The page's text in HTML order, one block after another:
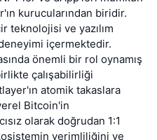
kurucularından biridir.
teknolojisi ve yazılım
içermektedir.
önemli bir rol oynamış
çalışabilirliği
atomik takaslara
Bitcoin'in
olarak doğrudan 1:1
verimliliğini ve